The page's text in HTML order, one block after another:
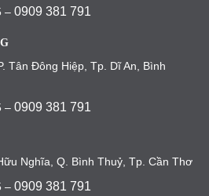
– 0909 381 791
Tân Đông Hiệp, Tp. Dĩ An, Bình
– 0909 381 791
Nghĩa, Q. Bình Thuỷ, Tp. Cần Thơ
– 0909 381 791